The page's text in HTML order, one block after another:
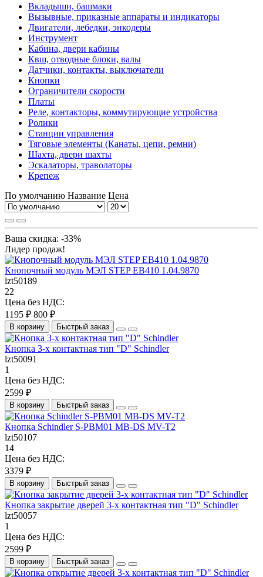
Вкладыши, башмаки
Вызывные, приказные аппараты и индикаторы
Двигатели, лебедки, энкодеры
Инструмент
Кабина, двери кабины
Квш, отводные блоки, валы
Датчики, контакты, выключатели
Кнопки
Ограничители скорости
Платы
Реле, контакторы, коммутирующие устройства
Ролики
Станции управления
Тяговые элементы (Канаты, цепи, ремни)
Шахта, двери шахты
Эскалаторы, траволаторы
Крепеж
По умолчанию Название Цена
Ваша скидка: -33%
Лидер продаж!
Кнопочный модуль МЭЛ STEP EB410 1.04.9870
lzt50189
22
Цена без НДС:
1195 ₽ 800 ₽
В корзину Быстрый заказ
Кнопка 3-х контактная тип "D" Schindler
lzt50091
1
Цена без НДС:
2599 ₽
В корзину Быстрый заказ
Кнопка Schindler S-PBM01 MB-DS MV-T2
lzt50107
14
Цена без НДС:
3379 ₽
В корзину Быстрый заказ
Кнопка закрытие дверей 3-х контактная тип "D" Schindler
lzt50057
1
Цена без НДС:
2599 ₽
В корзину Быстрый заказ